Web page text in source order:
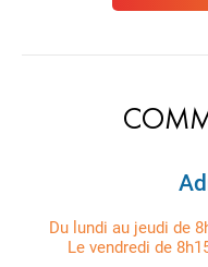
Du lundi au jeudi de
Le vendredi de